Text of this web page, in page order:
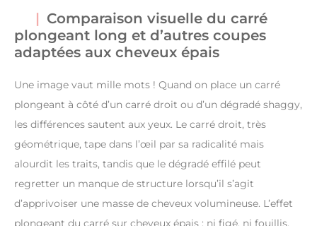
Comparaison visuelle du carré
plongeant long et d’autres coupes
adaptées aux cheveux épais
Une image vaut mille mots ! Quand on place un carré
plongeant à côté d’un carré droit ou d’un dégradé shaggy,
les différences sautent aux yeux. Le carré droit, très
géométrique, tape dans l’œil par sa radicalité mais
alourdit les traits, tandis que le dégradé effilé peut
regretter un manque de structure lorsqu’il s’agit
d’apprivoiser une masse de cheveux volumineuse. L’effet
plongeant du carré sur cheveux épais : ni figé, ni fouillis,